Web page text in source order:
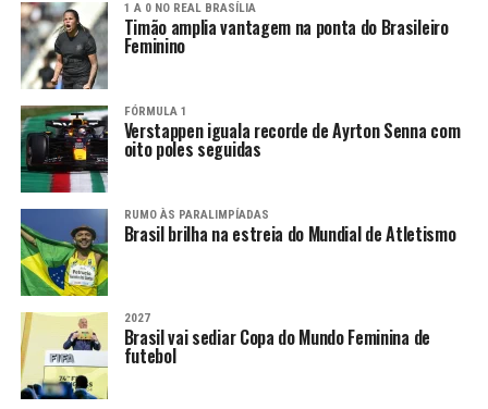
1 A 0 NO REAL BRASÍLIA
Timão amplia vantagem na ponta do Brasileiro
Feminino
FÓRMULA 1
Verstappen iguala recorde de Ayrton Senna com
oito poles seguidas
RUMO ÀS PARALIMPÍADAS
Brasil brilha na estreia do Mundial de Atletismo
2027
Brasil vai sediar Copa do Mundo Feminina de
futebol